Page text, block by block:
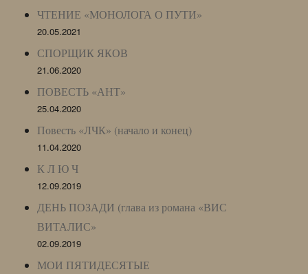
ЧТЕНИЕ «МОНОЛОГА О ПУТИ»
20.05.2021
СПОРЩИК ЯКОВ
21.06.2020
ПОВЕСТЬ «АНТ»
25.04.2020
Повесть «ЛЧК» (начало и конец)
11.04.2020
К Л Ю Ч
12.09.2019
ДЕНЬ ПОЗАДИ (глава из романа «ВИС
ВИТАЛИС»
02.09.2019
МОИ ПЯТИДЕСЯТЫЕ